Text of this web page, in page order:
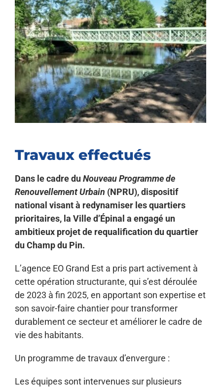
Travaux effectués
Dans le cadre duNouveau Programme de
Renouvellement Urbain (NPRU), dispositif
national visant à redynamiser les quartiers
prioritaires, la Ville d’Épinal a engagé un
ambitieux projet de requalification du quartier
du Champ du Pin.
L’agence EO Grand Est a pris part activement à
cette opération structurante, qui s’est déroulée
de 2023 à fin 2025, en apportant son expertise et
son savoir-faire chantier pour transformer
durablement ce secteur et améliorer le cadre de
vie des habitants.
Un programme de travaux d’envergure :
Les équipes sont intervenues sur plusieurs